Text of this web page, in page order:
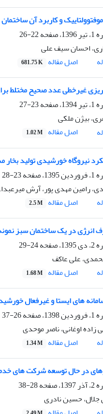
و کاربرد آن
22-26
احسان سیف علی
اصل مقاله 681.75 K
غیرخطی عدد صحیح مختلط
23-27
بیژن ملکی
اصل مقاله 1.02 M
نیروگاه خورشیدی تولید
23-28
رامین مهدی پور، آرش
اصل مقاله 2.5 M
در یک ساختمان سبز
24-29
علی عاکف
اصل مقاله 1.68 M
های ایستا و غیرفعال
26-37
زاده اوغانی، ناصر موحدی
اصل مقاله 1.34 M
در حال توسعه شرکت های
28-38
حسین نادری